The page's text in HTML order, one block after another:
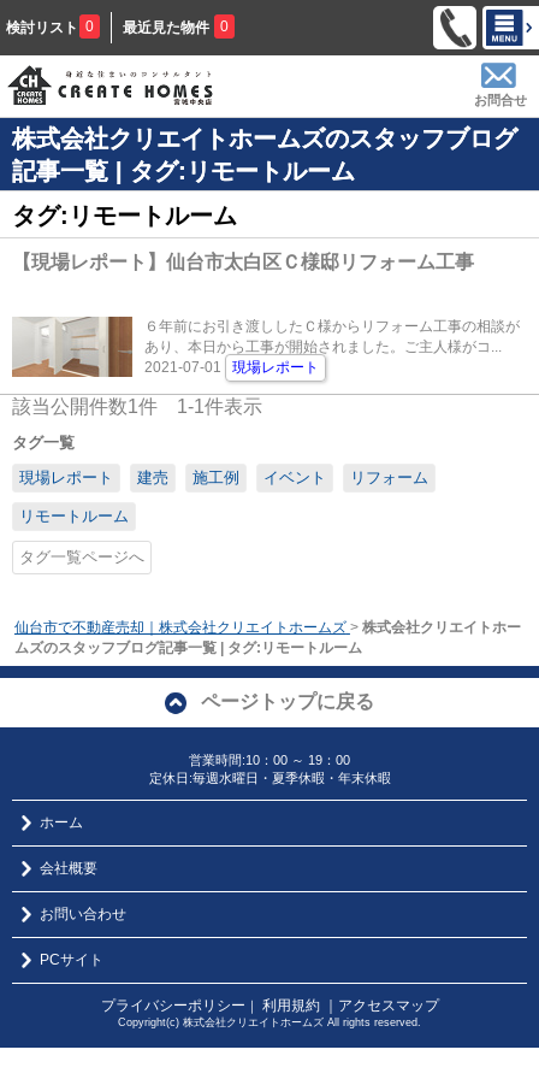
検討リスト 0 最近見た物件 0
お問合せ
株式会社クリエイトホームズのスタッフブログ
記事一覧 | タグ:リモートルーム
タグ:リモートルーム
【現場レポート】仙台市太白区Ｃ様邸リフォーム工事
６年前にお引き渡ししたＣ様からリフォーム工事の相談が
あり、本日から工事が開始されました。ご主人様がコ...
2021-07-01
現場レポート
該当公開件数1件 1-1件表示
タグ一覧
現場レポート
建売 施工例 イベント リフォーム
リモートルーム
タグ一覧ページへ
仙台市で不動産売却｜株式会社クリエイトホームズ > 株式会社クリエイトホー
ムズのスタッフブログ記事一覧 | タグ:リモートルーム
ページトップに戻る
営業時間:10：00 ～ 19：00
定休日:毎週水曜日・夏季休暇・年末休暇
ホーム
会社概要
お問い合わせ
PCサイト
プライバシーポリシー ｜ 利用規約 ｜アクセスマップ
Copyright(c) 株式会社クリエイトホームズ All rights reserved.